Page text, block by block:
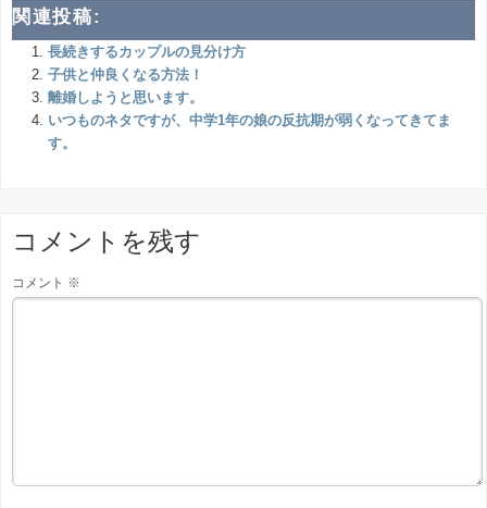
関連投稿:
長続きするカップルの見分け方
子供と仲良くなる方法！
離婚しようと思います。
いつものネタですが、中学1年の娘の反抗期が弱くなってきてま
す。
コメントを残す
コメント ※